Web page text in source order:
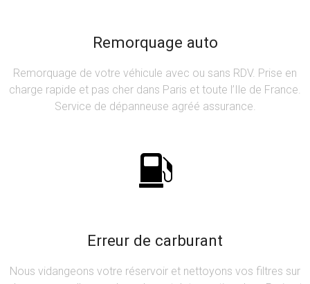
Remorquage auto
Remorquage de votre véhicule avec ou sans RDV. Prise en
charge rapide et pas cher dans Paris et toute l’Ile de France.
Service de dépanneuse agréé assurance.
Erreur de carburant
Nous vidangeons votre réservoir et nettoyons vos filtres sur